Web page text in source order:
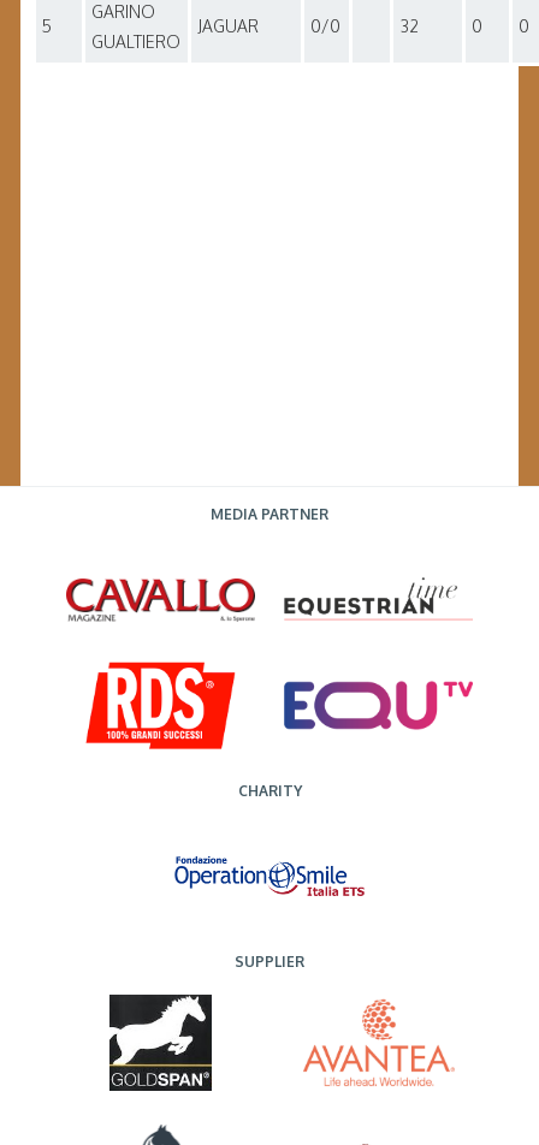
5
GARINO
GUALTIERO
JAGUAR 0/0 32 0 0
MEDIA PARTNER
CHARITY
SUPPLIER